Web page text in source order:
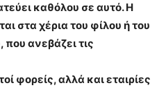
καθόλου σε αυτό. Η
στα χέρια του φίλου ή του
ανεβάζει τις
φορείς, αλλά και εταιρίες